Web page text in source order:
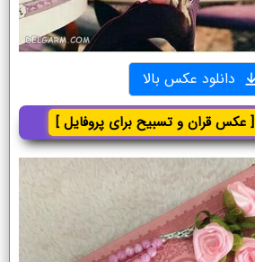
دانلود عکس بالا
[ عکس قران و تسبیح برای پروفایل ]